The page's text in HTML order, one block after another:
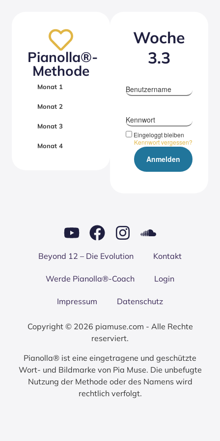
Pianolla®-
Methode
Monat 1
Monat 2
Monat 3
Monat 4
Woche
3.3
Benutzername
Kennwort
Eingeloggt bleiben
Kennwort vergessen?
Bey­ond 12 – Die Evo­lu­ti­on Kon­takt
Wer­de Pianolla®-Coach Log­in
Impres­sum Daten­schutz
Copyright © 2026 piamuse.com - Alle Rechte
reserviert.
Pianolla® ist eine eingetragene und geschützte
Wort- und Bildmarke von Pia Muse. Die unbefugte
Nutzung der Methode oder des Namens wird
rechtlich verfolgt.